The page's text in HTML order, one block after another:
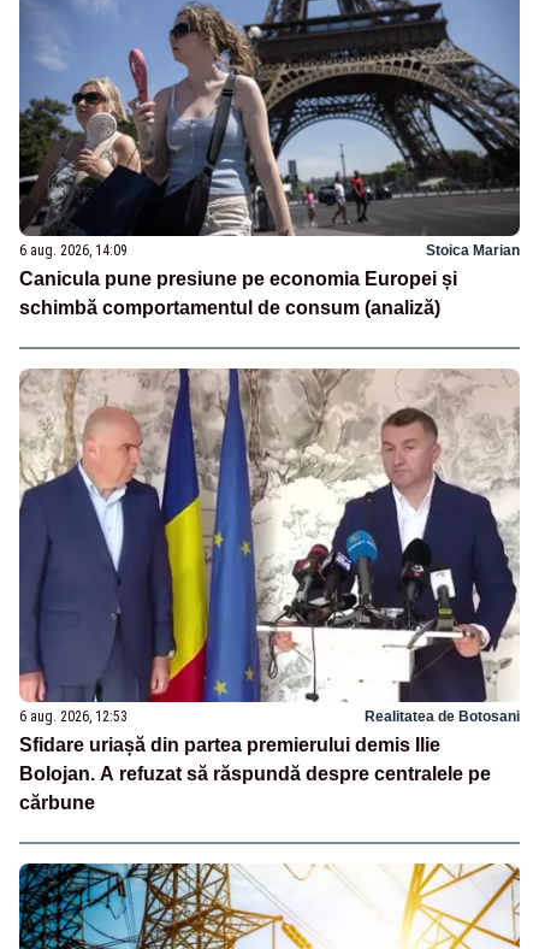
6 aug. 2026, 14:09 Stoica Marian
Canicula pune presiune pe economia Europei și
schimbă comportamentul de consum (analiză)
6 aug. 2026, 12:53 Realitatea de Botosani
Sfidare uriașă din partea premierului demis Ilie
Bolojan. A refuzat să răspundă despre centralele pe
cărbune